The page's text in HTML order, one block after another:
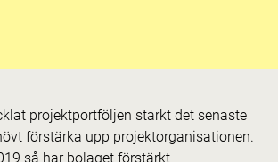
projektportföljen starkt det senaste
förstärka upp projektorganisationen.
så har bolaget förstärkt